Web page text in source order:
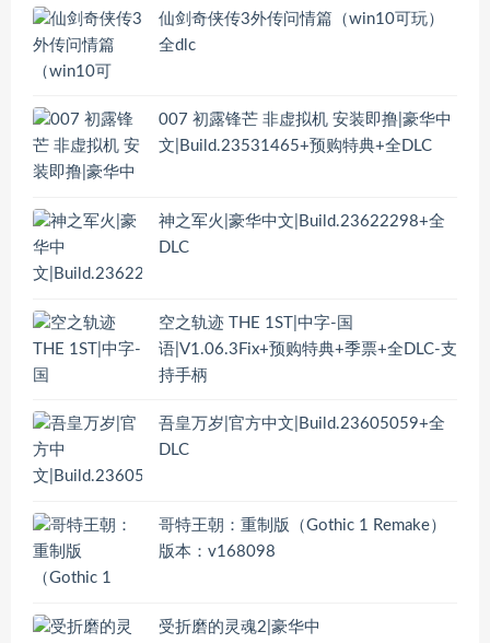
仙剑奇侠传3外传问情篇（win10可玩）
全dlc
007 初露锋芒 非虚拟机 安装即撸|豪华中
文|Build.23531465+预购特典+全DLC
神之军火|豪华中文|Build.23622298+全
DLC
空之轨迹 THE 1ST|中字-国
语|V1.06.3Fix+预购特典+季票+全DLC-支
持手柄
吾皇万岁|官方中文|Build.23605059+全
DLC
哥特王朝：重制版（Gothic 1 Remake）
版本：v168098
受折磨的灵魂2|豪华中